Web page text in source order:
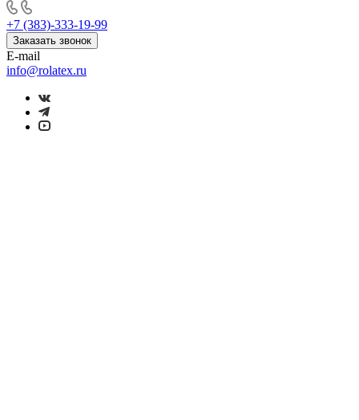
+7 (383)-333-19-99
Заказать звонок
E-mail
info@rolatex.ru